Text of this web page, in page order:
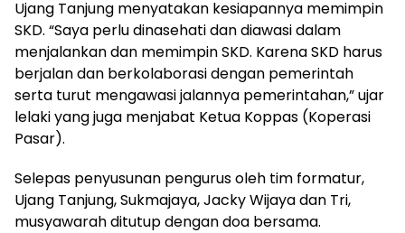
Ujang Tanjung menyatakan kesiapannya memimpin
SKD. “Saya perlu dinasehati dan diawasi dalam
menjalankan dan memimpin SKD. Karena SKD harus
berjalan dan berkolaborasi dengan pemerintah
serta turut mengawasi jalannya pemerintahan,” ujar
lelaki yang juga menjabat Ketua Koppas (Koperasi
Pasar).
Selepas penyusunan pengurus oleh tim formatur,
Ujang Tanjung, Sukmajaya, Jacky Wijaya dan Tri,
musyawarah ditutup dengan doa bersama.